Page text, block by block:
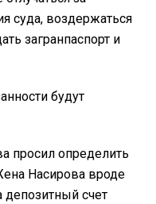
суда, воздержаться
загранпаспорт и
будут
просил определить
Насирова вроде
депозитный счет